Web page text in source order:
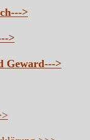
>
>
Geward--->